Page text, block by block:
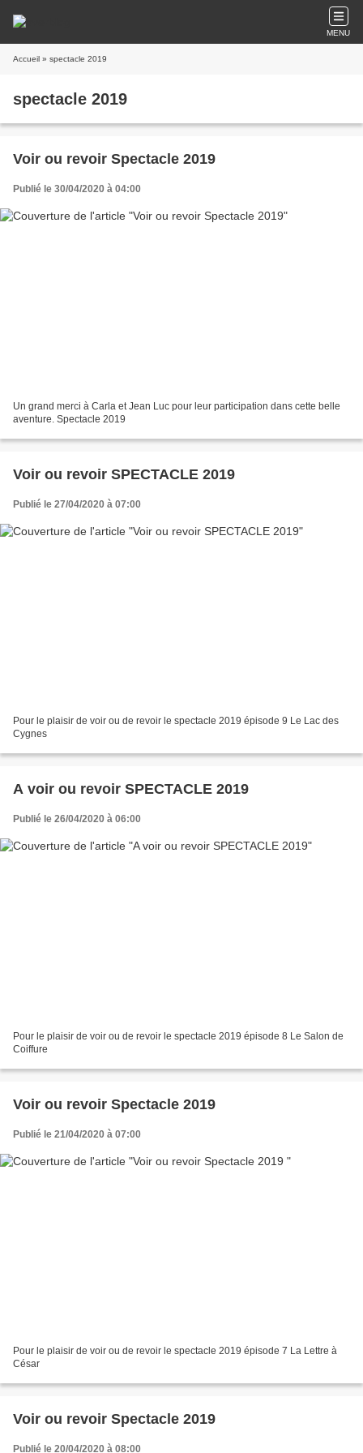
MENU
Accueil » spectacle 2019
spectacle 2019
Voir ou revoir Spectacle 2019
Publié le 30/04/2020 à 04:00
Un grand merci à Carla et Jean Luc pour leur participation dans cette belle
aventure. Spectacle 2019
Voir ou revoir SPECTACLE 2019
Publié le 27/04/2020 à 07:00
Pour le plaisir de voir ou de revoir le spectacle 2019 épisode 9 Le Lac des
Cygnes
A voir ou revoir SPECTACLE 2019
Publié le 26/04/2020 à 06:00
Pour le plaisir de voir ou de revoir le spectacle 2019 épisode 8 Le Salon de
Coiffure
Voir ou revoir Spectacle 2019
Publié le 21/04/2020 à 07:00
Pour le plaisir de voir ou de revoir le spectacle 2019 épisode 7 La Lettre à
César
Voir ou revoir Spectacle 2019
Publié le 20/04/2020 à 08:00